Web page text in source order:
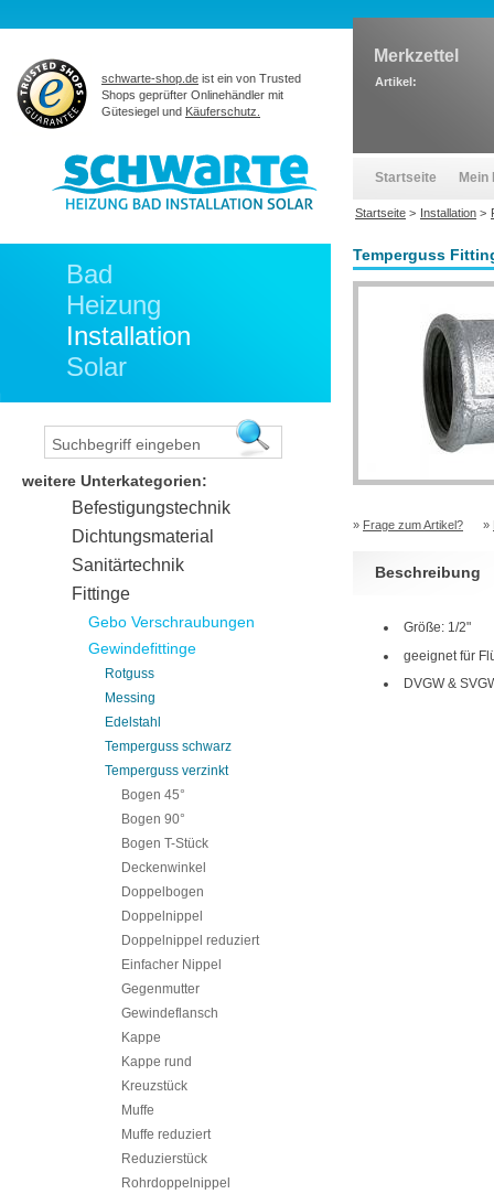
Temperguss
» Frage zum Artikel? »
Beschreibung
Größe: 1/2"
geeignet für
DVGW &
Bad
Heizung
Installation
Solar
weitere Unterkategorien:
Befestigungstechnik
Dichtungsmaterial
Sanitärtechnik
Fittinge
Gebo Verschraubungen
Gewindefittinge
Rotguss
Messing
Edelstahl
Temperguss schwarz
Temperguss verzinkt
Bogen 45°
Bogen 90°
Bogen T-Stück
Deckenwinkel
Doppelbogen
Doppelnippel
Doppelnippel reduziert
Einfacher Nippel
Gegenmutter
Gewindeflansch
Kappe
Kappe rund
Kreuzstück
Muffe
Muffe reduziert
Reduzierstück
Rohrdoppelnippel
schwarte-shop.de ist ein von Trusted
Shops geprüfter Onlinehändler mit
Gütesiegel und Käuferschutz.
Merkzettel
Artikel:
Startseite Mein
Startseite > Installation >